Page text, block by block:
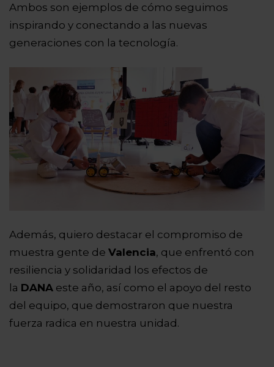
Ambos son ejemplos de cómo seguimos
inspirando y conectando a las nuevas
generaciones con la tecnología.
Además, quiero destacar el compromiso de
muestra gente de Valencia, que enfrentó con
resiliencia y solidaridad los efectos de
la DANA este año, así como el apoyo del resto
del equipo, que demostraron que nuestra
fuerza radica en nuestra unidad.